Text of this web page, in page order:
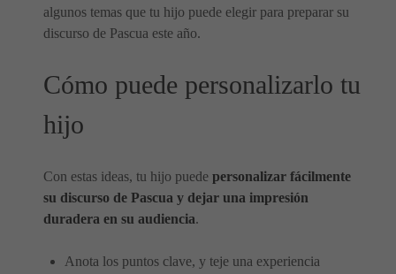
algunos temas que tu hijo puede elegir para preparar su
discurso de Pascua este año.
Cómo puede personalizarlo tu
hijo
Con estas ideas, tu hijo puede personalizar fácilmente
su discurso de Pascua y dejar una impresión
duradera en su audiencia.
Anota los puntos clave, y teje una experiencia